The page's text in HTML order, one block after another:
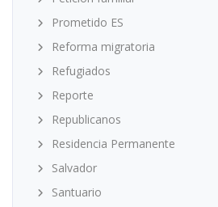
Prometido ES
Reforma migratoria
Refugiados
Reporte
Republicanos
Residencia Permanente
Salvador
Santuario